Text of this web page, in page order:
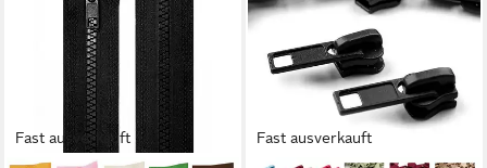
Fast ausverkauft Fast ausverkauft